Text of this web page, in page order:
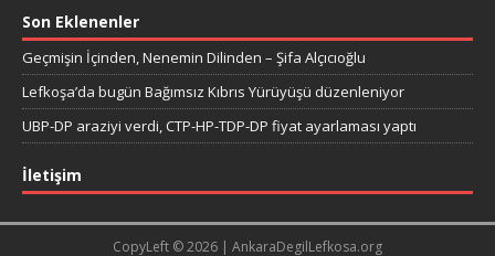
Son Eklenenler
Geçmişin İçinden, Nenemin Dilinden – Şifa Alçıcıoğlu
Lefkoşa’da bugün Bağımsız Kıbrıs Yürüyüşü düzenleniyor
UBP-DP araziyi verdi, CTP-HP-TDP-DP fiyat ayarlaması yaptı
İletişim
CopyLeft © 2026 | AnkaraDegilLefkosa.org